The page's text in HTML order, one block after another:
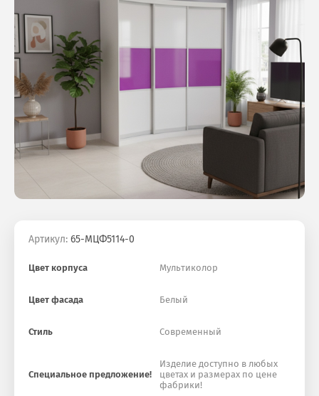
Артикул: 65-МЦФ5114-0
Цвет корпуса Мультиколор
Цвет фасада Белый
Стиль Современный
Специальное предложение!
Изделие доступно в любых
цветах и размерах по цене
фабрики!